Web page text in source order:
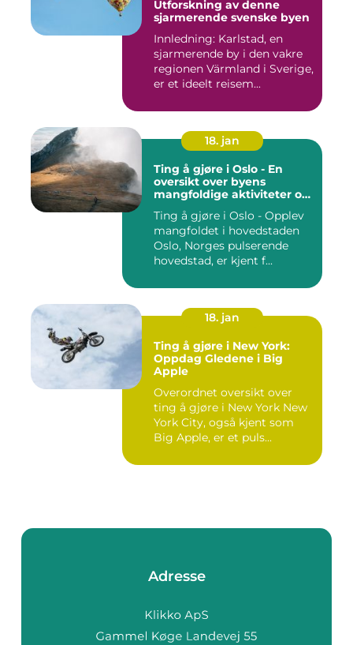
Utforskning av denne
sjarmerende svenske byen
Innledning: Karlstad, en
sjarmerende by i den vakre
regionen Värmland i Sverige,
er et ideelt reisem...
18. jan
Ting å gjøre i Oslo - En
oversikt over byens
mangfoldige aktiviteter og
Ting å gjøre i Oslo - Opplev
mangfoldet i hovedstaden
Oslo, Norges pulserende
hovedstad, er kjent f...
18. jan
Ting å gjøre i New York:
Oppdag Gledene i Big
Apple
Overordnet oversikt over
ting å gjøre i New York New
York City, også kjent som
Big Apple, er et puls...
Adresse